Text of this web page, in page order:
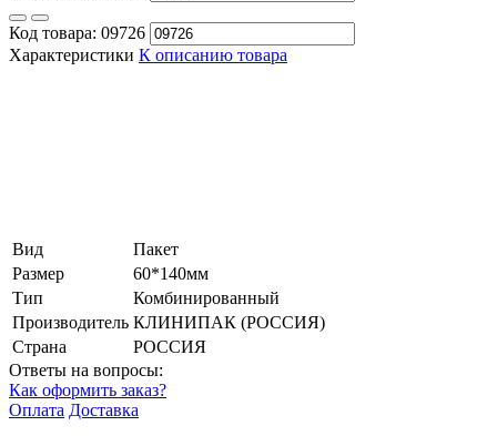
Код товара: 09726
Характеристики К описанию товара
Вид
Пакет
Размер
60*140мм
Тип
Комбинированный
Производитель КЛИНИПАК (РОССИЯ)
Страна
РОССИЯ
Ответы на вопросы:
Как оформить заказ?
Оплата Доставка